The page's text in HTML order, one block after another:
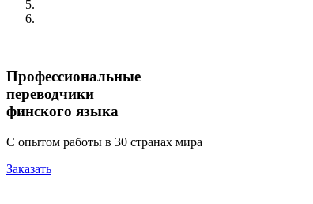
Профессиональные
переводчики
финского языка
С опытом работы в 30 странах мира
Заказать